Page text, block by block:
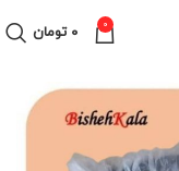
0 ۰ تومان